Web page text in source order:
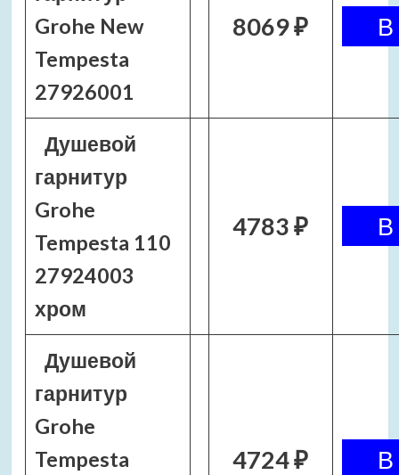
Grohe New
Tempesta
27926001
8069 ₽
Душевой
гарнитур
Grohe
Tempesta 110
27924003
хром
4783 ₽
Душевой
гарнитур
Grohe
Tempesta
4724 ₽